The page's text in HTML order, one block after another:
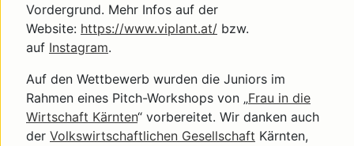
Vordergrund. Mehr Infos auf der
Website: https://www.viplant.at/ bzw.
auf Instagram.
Auf den Wettbewerb wurden die Juniors im
Rahmen eines Pitch-Workshops von „Frau in die
Wirtschaft Kärnten“ vorbereitet. Wir danken auch
der Volkswirtschaftlichen Gesellschaft Kärnten,